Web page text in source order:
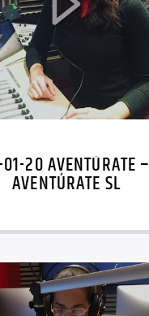
20 AVENTÚRATE –
AVENTÚRATE SL